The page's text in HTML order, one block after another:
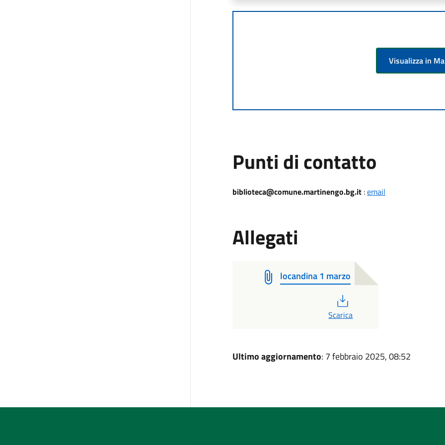
Visualizza in
Punti di contatto
biblioteca@comune.martinengo.bg.it:email
Allegati
locandina 1 marzo
Scarica
Ultimo aggiornamento: 7 febbraio 2025, 08:52